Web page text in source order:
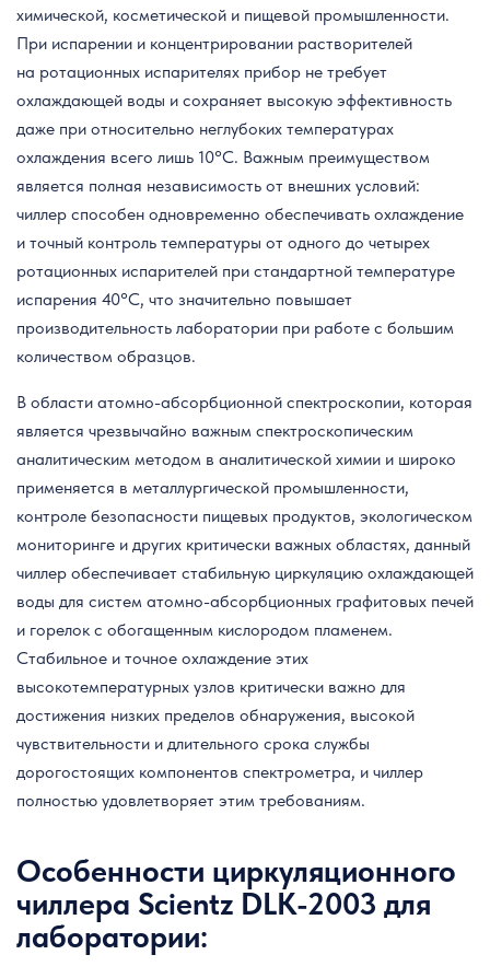
химической, косметической и пищевой промышленности.
При испарении и концентрировании растворителей
на ротационных испарителях прибор не требует
охлаждающей воды и сохраняет высокую эффективность
даже при относительно неглубоких температурах
охлаждения всего лишь 10°C. Важным преимуществом
является полная независимость от внешних условий:
чиллер способен одновременно обеспечивать охлаждение
и точный контроль температуры от одного до четырех
ротационных испарителей при стандартной температуре
испарения 40°C, что значительно повышает
производительность лаборатории при работе с большим
количеством образцов.
В области атомно-абсорбционной спектроскопии, которая
является чрезвычайно важным спектроскопическим
аналитическим методом в аналитической химии и широко
применяется в металлургической промышленности,
контроле безопасности пищевых продуктов, экологическом
мониторинге и других критически важных областях, данный
чиллер обеспечивает стабильную циркуляцию охлаждающей
воды для систем атомно-абсорбционных графитовых печей
и горелок с обогащенным кислородом пламенем.
Стабильное и точное охлаждение этих
высокотемпературных узлов критически важно для
достижения низких пределов обнаружения, высокой
чувствительности и длительного срока службы
дорогостоящих компонентов спектрометра, и чиллер
полностью удовлетворяет этим требованиям.
Особенности циркуляционного
чиллера Scientz DLK-2003 для
лаборатории: